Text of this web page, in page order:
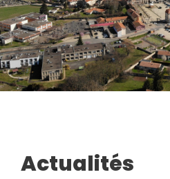
Actualités